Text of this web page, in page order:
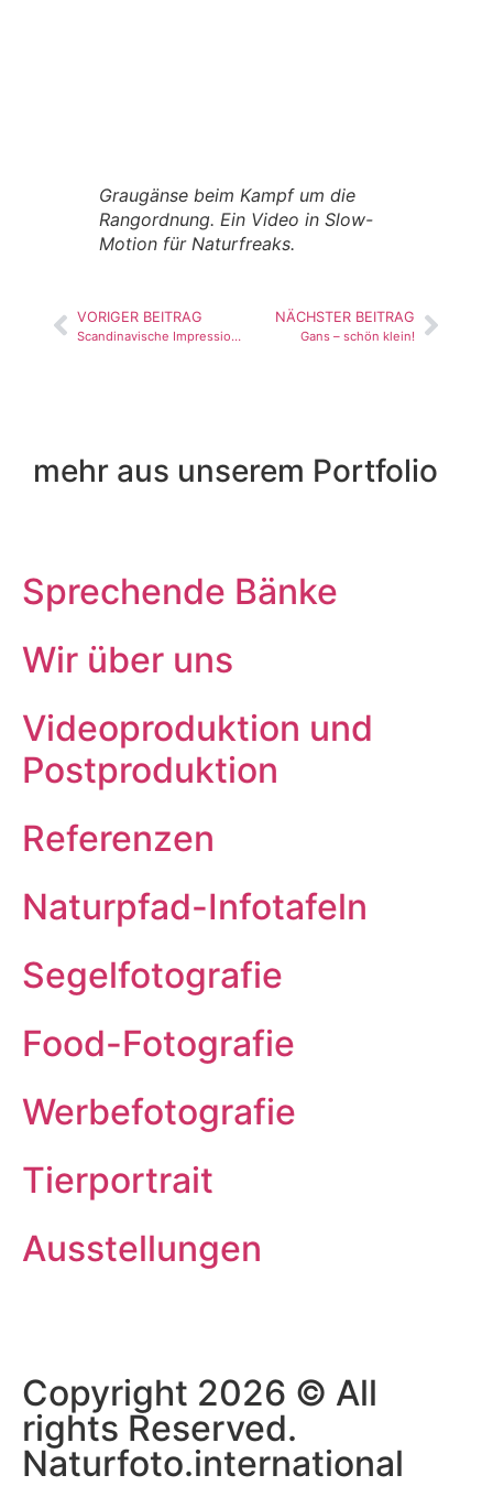
Graugänse beim Kampf um die
Rangordnung. Ein Video in Slow-
Motion für Naturfreaks.
VORIGER BEITRAG
Scandinavische Impressionen
NÄCHSTER BEITRAG
Gans – schön klein!
mehr aus unserem Portfolio
Sprechende Bänke
Wir über uns
Videoproduktion und
Postproduktion
Referenzen
Naturpfad-Infotafeln
Segelfotografie
Food-Fotografie
Werbefotografie
Tierportrait
Ausstellungen
Copyright 2026 © All
rights Reserved.
Naturfoto.international